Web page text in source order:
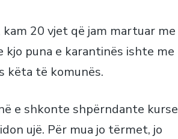
20 vjet që jam martuar me
puna e karantinës ishte me
këta të komunës.
e shkonte shpërndante kurse
ujë. Për mua jo tërmet, jo